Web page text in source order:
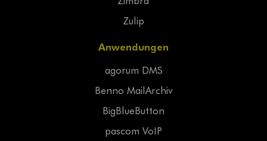
Zulip
Anwendungen
agorum DMS
Benno MailArchiv
BigBlueButton
pascom VoIP